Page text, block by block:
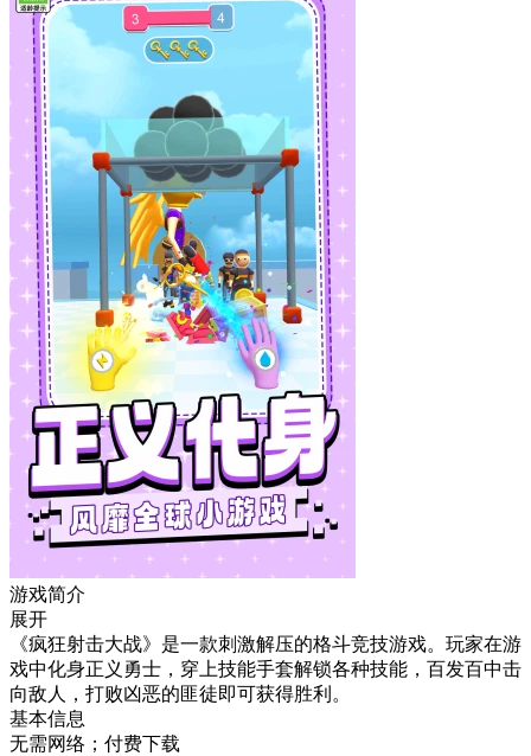
游戏简介
展开
《疯狂射击大战》是一款刺激解压的格斗竞技游戏。玩家在游
戏中化身正义勇士，穿上技能手套解锁各种技能，百发百中击
向敌人，打败凶恶的匪徒即可获得胜利。
基本信息
无需网络；付费下载